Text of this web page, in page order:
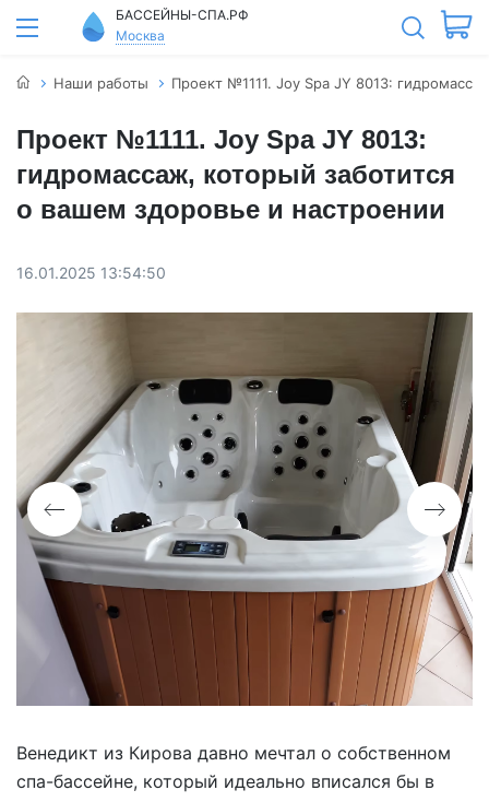
БАССЕЙНЫ-СПА.РФ
Москва
Наши работы Проект №1111. Joy Spa JY 8013:
Проект №1111. Joy Spa JY 8013:
гидромассаж, который заботится
о вашем здоровье и настроении
16.01.2025 13:54:50
Венедикт из Кирова давно мечтал о собственном
спа-бассейне, который идеально вписался бы в